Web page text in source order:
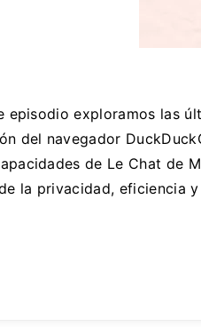
episodio exploramos las
del navegador
de Le Chat de
la privacidad, eficiencia